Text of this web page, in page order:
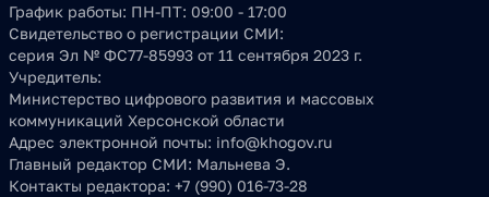
График работы: ПН-ПТ: 09:00 - 17:00
Свидетельство о регистрации СМИ:
серия Эл № ФС77-85993 от 11 сентября 2023 г.
Учредитель:
Министерство цифрового развития и массовых
коммуникаций Херсонской области
Адрес электронной почты: info@khogov.ru
Главный редактор СМИ: Мальнева Э.
Контакты редактора: +7 (990) 016-73-28